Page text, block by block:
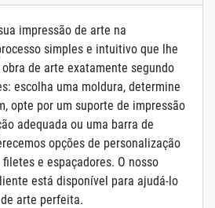
impressão de arte na
simples e intuitivo que lhe
de arte exatamente segundo
escolha uma moldura, determine
opte por um suporte de impressão
adequada ou uma barra de
opções de personalização
e espaçadores. O nosso
está disponível para ajudá-lo
arte perfeita.